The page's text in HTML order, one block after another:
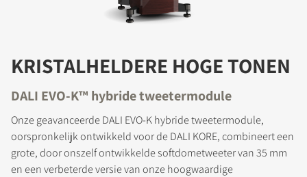
KRISTALHELDERE HOGE TONEN
DALI EVO-K™ hybride tweetermodule
Onze geavanceerde DALI EVO-K hybride tweetermodule,
oorspronkelijk ontwikkeld voor de DALI KORE, combineert een
grote, door onszelf ontwikkelde softdometweeter van 35 mm
en een verbeterde versie van onze hoogwaardige